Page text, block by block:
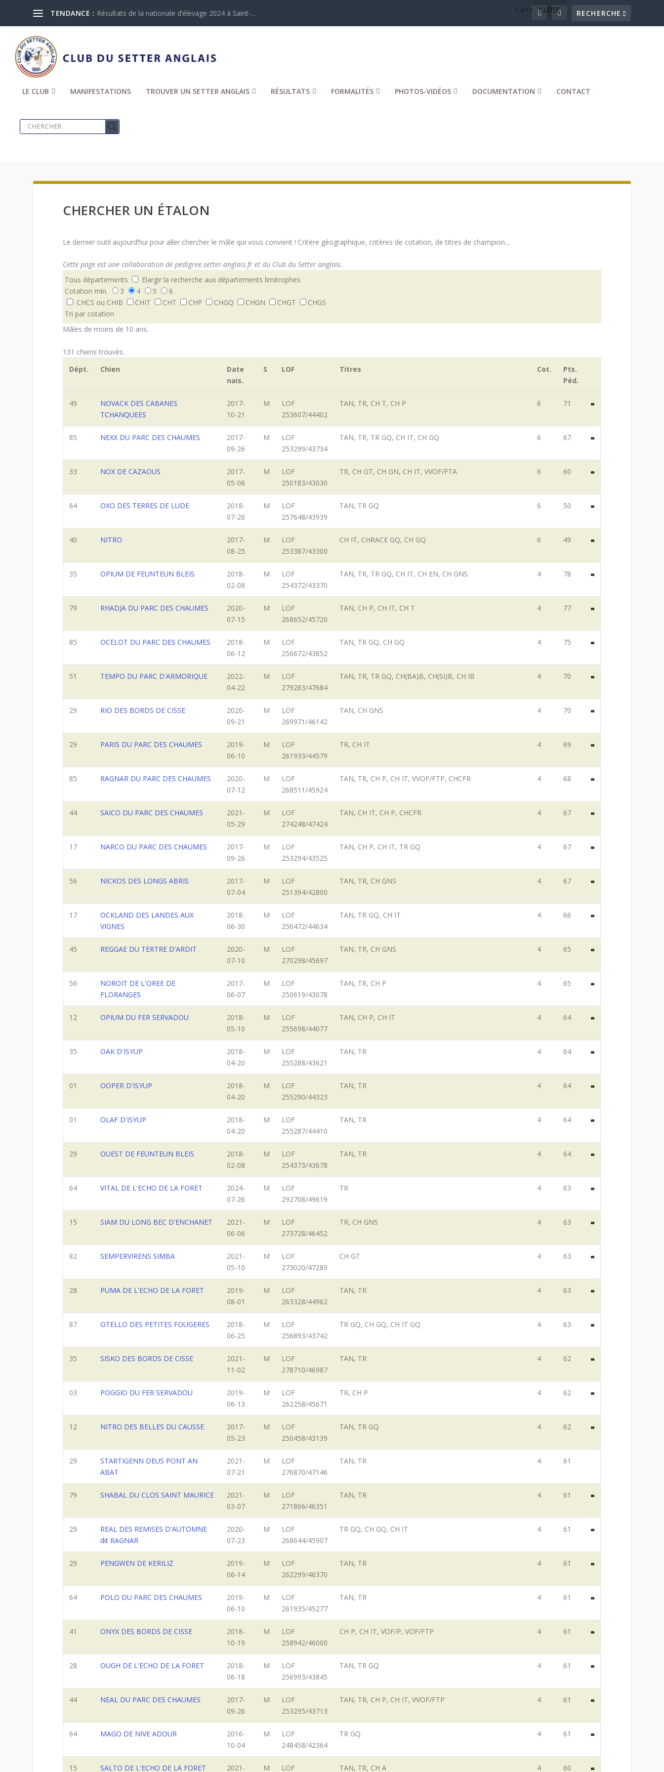
TENDANCE : Résultats de la nationale d’élevage 2024 à Saint-...
LE CLUB MANIFESTATIONS TROUVER UN SETTER ANGLAIS RÉSULTATS FORMALITÉS PHOTOS-VIDÉOS DOCUMENTATION CONTACT
CHERCHER UN ÉTALON
Le dernier outil aujourd’hui pour aller chercher le mâle qui vous convient ! Critère géographique, critères de cotation, de titres de champion…
Cette page est une collaboration de pedigree.setter-anglais.fr et du Club du Setter anglais.
Tous départements
Elargir la recherche aux départements limitrophes
Cotation min.
3 4 5
6
CHCS ou CHIB
CHIT CHT CHP CHGQ CHGN CHGT
CHGS
Tri par cotation
Mâles de moins de 10 ans.
131 chiens trouvés.
Dépt.
Chien
Date
nais.
S LOF Titres Cot.
Pts.
Péd.
49
NOVACK DES CABANES
TCHANQUEES
2017-
10-21
M
LOF
253607/44402
TAN, TR, CH T, CH P 6 71
85 NEXX DU PARC DES CHAUMES
2017-
09-26
M
LOF
253299/43734
TAN, TR, TR GQ, CH IT, CH GQ 6 67
33 NOX DE CAZAOUS
2017-
05-06
M
LOF
250183/43030
TR, CH GT, CH GN, CH IT, VVOF/FTA 6 60
64 OXO DES TERRES DE LUDE
2018-
07-26
M
LOF
257648/43939
TAN, TR GQ 6 50
40 NITRO
2017-
08-25
M
LOF
253387/43300
CH IT, CHRACE GQ, CH GQ 6 49
35 OPIUM DE FEUNTEUN BLEIS
2018-
02-08
M
LOF
254372/43370
TAN, TR, TR GQ, CH IT, CH EN, CH GNS 4 78
79 RHADJA DU PARC DES CHAUMES
2020-
07-15
M
LOF
268652/45720
TAN, CH P, CH IT, CH T 4 77
85 OCELOT DU PARC DES CHAUMES
2018-
06-12
M
LOF
256672/43852
TAN, TR GQ, CH GQ 4 75
51 TEMPO DU PARC D'ARMORIQUE
2022-
04-22
M
LOF
279283/47684
TAN, TR, TR GQ, CH(BA)B, CH(SI)B, CH IB 4 70
29 RIO DES BORDS DE CISSE
2020-
09-21
M
LOF
269971/46142
TAN, CH GNS 4 70
29 PARIS DU PARC DES CHAUMES
2019-
06-10
M
LOF
261933/44579
TR, CH IT 4 69
85 RAGNAR DU PARC DES CHAUMES
2020-
07-12
M
LOF
268511/45924
TAN, TR, CH P, CH IT, VVOF/FTP, CHCFR 4 68
44 SAICO DU PARC DES CHAUMES
2021-
05-29
M
LOF
274248/47424
TAN, CH IT, CH P, CHCFR 4 67
17 NARCO DU PARC DES CHAUMES
2017-
09-26
M
LOF
253294/43525
TAN, CH P, CH IT, TR GQ 4 67
56 NICKOS DES LONGS ABRIS
2017-
07-04
M
LOF
251394/42800
TAN, TR, CH GNS 4 67
17
OCKLAND DES LANDES AUX
VIGNES
2018-
06-30
M
LOF
256472/44634
TAN, TR GQ, CH IT 4 66
45 REGGAE DU TERTRE D'ARDIT
2020-
07-10
M
LOF
270298/45697
TAN, TR, CH GNS 4 65
56
NOROIT DE L'OREE DE
FLORANGES
2017-
06-07
M
LOF
250619/43078
TAN, TR, CH P 4 65
12 OPIUM DU FER SERVADOU
2018-
05-10
M
LOF
255698/44077
TAN, CH P, CH IT 4 64
35 OAK D'ISYUP
2018-
04-20
M
LOF
255288/43621
TAN, TR 4 64
01 OOPER D'ISYUP
2018-
04-20
M
LOF
255290/44323
TAN, TR 4 64
01 OLAF D'ISYUP
2018-
04-20
M
LOF
255287/44410
TAN, TR 4 64
29 OUEST DE FEUNTEUN BLEIS
2018-
02-08
M
LOF
254373/43678
TAN, TR 4 64
64 VITAL DE L'ECHO DE LA FORET
2024-
07-26
M
LOF
292708/49619
TR 4 63
15 SIAM DU LONG BEC D'ENCHANET
2021-
06-06
M
LOF
273728/46452
TR, CH GNS 4 63
82 SEMPERVIRENS SIMBA
2021-
05-10
M
LOF
273020/47289
CH GT 4 63
28 PUMA DE L'ECHO DE LA FORET
2019-
08-01
M
LOF
263328/44962
TAN, TR 4 63
87 OTELLO DES PETITES FOUGERES
2018-
06-25
M
LOF
256893/43742
TR GQ, CH GQ, CH IT GQ 4 63
35 SISKO DES BORDS DE CISSE
2021-
11-02
M
LOF
278710/46987
TAN, TR 4 62
03 POGGIO DU FER SERVADOU
2019-
06-13
M
LOF
262258/45671
TR, CH P 4 62
12 NITRO DES BELLES DU CAUSSE
2017-
05-23
M
LOF
250458/43139
TAN, TR GQ 4 62
29
STARTIGENN DEUS PONT AN
ABAT
2021-
07-21
M
LOF
276870/47146
TAN, TR 4 61
79 SHABAL DU CLOS SAINT MAURICE
2021-
03-07
M
LOF
271866/46351
TAN, TR 4 61
29
REAL DES REMISES D'AUTOMNE
dit RAGNAR
2020-
07-23
M
LOF
268644/45907
TR GQ, CH GQ, CH IT 4 61
29 PENGWEN DE KERILIZ
2019-
06-14
M
LOF
262299/46370
TAN, TR 4 61
64 POLO DU PARC DES CHAUMES
2019-
06-10
M
LOF
261935/45277
TAN, TR 4 61
41 ONYX DES BORDS DE CISSE
2018-
10-19
M
LOF
258942/46000
CH P, CH IT, VOF/P, VOF/FTP 4 61
28 OUGH DE L'ECHO DE LA FORET
2018-
06-18
M
LOF
256993/43845
TAN, TR GQ 4 61
44 NEAL DU PARC DES CHAUMES
2017-
09-26
M
LOF
253295/43713
TAN, TR, CH P, CH IT, VVOF/FTP 4 61
64 MAGO DE NIVE ADOUR
2016-
10-04
M
LOF
248458/42364
TR GQ 4 61
15 SALTO DE L'ECHO DE LA FORET 2021- M LOF TAN, TR, CH A 4 60
Carte CLOSE